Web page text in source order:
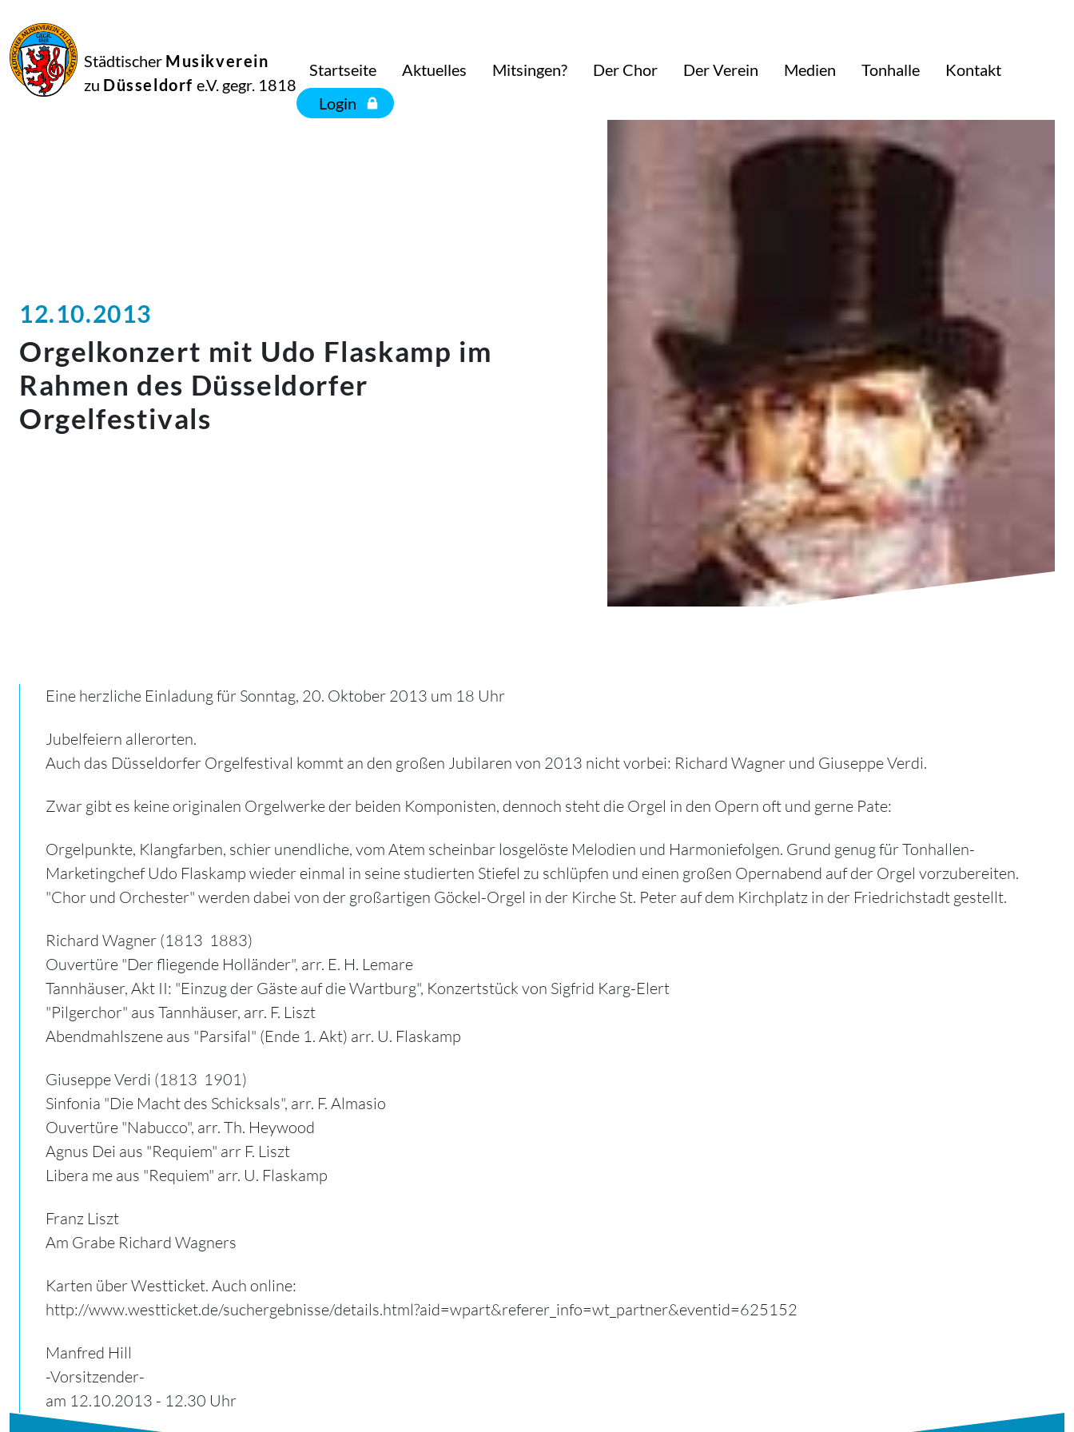
Städtischer Musikverein
zu Düsseldorf e.V. gegr. 1818
Startseite Aktuelles Mitsingen? Der Chor Der Verein Medien Tonhalle
Kontakt
Login
12.10.2013
Orgelkonzert mit Udo Flaskamp im
Rahmen des Düsseldorfer
Orgelfestivals
Eine herzliche Einladung für Sonntag, 20. Oktober 2013 um 18 Uhr
Jubelfeiern allerorten.
Auch das Düsseldorfer Orgelfestival kommt an den großen Jubilaren von 2013 nicht vorbei: Richard Wagner und Giuseppe Verdi.
Zwar gibt es keine originalen Orgelwerke der beiden Komponisten, dennoch steht die Orgel in den Opern oft und gerne Pate:
Orgelpunkte, Klangfarben, schier unendliche, vom Atem scheinbar losgelöste Melodien und Harmoniefolgen. Grund genug für Tonhallen-
Marketingchef Udo Flaskamp wieder einmal in seine studierten Stiefel zu schlüpfen und einen großen Opernabend auf der Orgel vorzubereiten.
"Chor und Orchester" werden dabei von der großartigen Göckel-Orgel in der Kirche St. Peter auf dem Kirchplatz in der Friedrichstadt gestellt.
Richard Wagner (1813  1883)
Ouvertüre "Der fliegende Holländer", arr. E. H. Lemare
Tannhäuser, Akt II: "Einzug der Gäste auf die Wartburg", Konzertstück von Sigfrid Karg-Elert
"Pilgerchor" aus Tannhäuser, arr. F. Liszt
Abendmahlszene aus "Parsifal" (Ende 1. Akt) arr. U. Flaskamp
Giuseppe Verdi (1813  1901)
Sinfonia "Die Macht des Schicksals", arr. F. Almasio
Ouvertüre "Nabucco", arr. Th. Heywood
Agnus Dei aus "Requiem" arr F. Liszt
Libera me aus "Requiem" arr. U. Flaskamp
Franz Liszt
Am Grabe Richard Wagners
Karten über Westticket. Auch online:
http://www.westticket.de/suchergebnisse/details.html?aid=wpart&referer_info=wt_partner&eventid=625152
Manfred Hill
-Vorsitzender-
am 12.10.2013 - 12.30 Uhr